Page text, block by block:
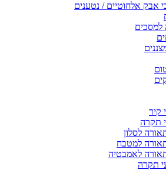
אבק אלחוטיים / נטענים
למסכים
קיר
תקרה
לסלון
תאורה למטבח
תאורה לאמבטיה
תקרה